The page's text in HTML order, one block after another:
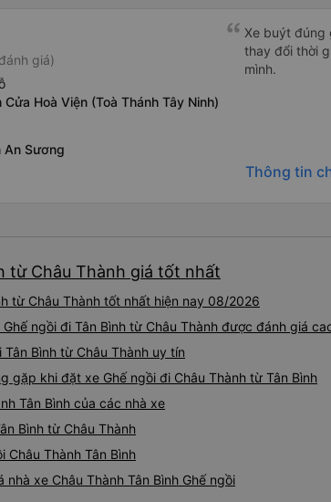
giá)
Cửa Hoà Viện (Toà Thánh Tây Ninh)
An Sương
Xe buýt đúng
thay đổi thời
mình.
Thông tin
từ Châu Thành giá tốt nhất
từ Châu Thành tốt nhất hiện nay 08/2026
ngồi đi Tân Bình từ Châu Thành được đánh giá
Bình từ Châu Thành uy tín
gặp khi đặt xe Ghế ngồi đi Châu Thành từ Tân Bình
Tân Bình của các nhà xe
Bình từ Châu Thành
Châu Thành Tân Bình
xe Châu Thành Tân Bình Ghế ngồi